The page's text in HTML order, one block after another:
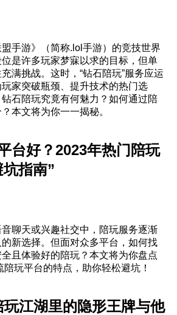
手游》（简称.lol手游）的竞技世界
是许多玩家梦寐以求的目标，但单
满挑战。这时，“钻石陪玩”服务应运
家突破瓶颈、提升技术的热门选
石陪玩究竟有何魅力？如何通过陪
本文将为你一一揭秘。
台好？2023年热门陪玩
指南”
聊天或兴趣社交中，陪玩服务逐渐
的新选择。但面对众多平台，如何找
且体验好的陪玩？本文将为你盘点
陪玩平台的特点，助你轻松避坑！
玩江湖里的隐形王牌与他